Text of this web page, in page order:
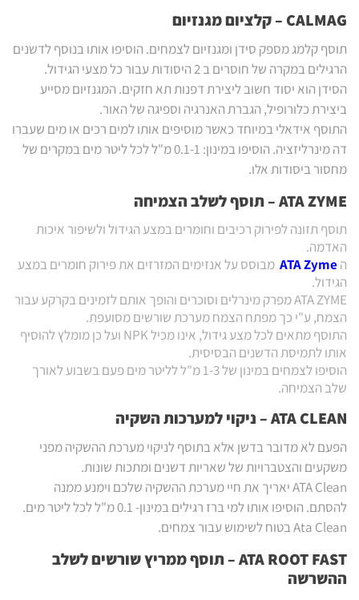
CALMAG – קלציום מגנזיום
תוסף קלמג מספק סידן ומגנזיום לצמחים. הוסיפו אותו בנוסף לדשנים
הרגילים במקרה של חוסרים ב 2 היסודות עבור כל מצעי הגידול.
הסידן הוא יסוד חשוב ליצירת דפנות תא חזקים. המגנזיום מסייע
ביצירת כלורופיל, הגברת האנרגיה וספיגה של האור.
התוסף אידאלי במיוחד כאשר מוסיפים אותו למים רכים או מים שעברו
דה מינרליזציה. הוסיפו במינון: 0.1-1 מ"ל לכל ליטר מים במקרים של
מחסור ביסודות אלו.
ATA ZYME – תוסף לשלב הצמיחה
תוסף תזונה לפירוק רכיבים וחומרים במצע הגידול ולשיפור איכות
האדמה.
הATA Zyme מבוסס על אנזימים המזרזים את פירוק חומרים במצע
הגידול.
ATA ZYME מפרק מינרלים וסוכרים והופך אותם לזמינים בקרקע עבור
הצמח, ע"י כך מפתח הצמח מערכת שורשים מסועפת.
התוסף מתאים לכל מצע גידול, אינו מכיל NPK ועל כן מומלץ להוסיף
אותו לתמיסת הדשנים הבסיסית.
הוסיפו לצמחים במינון של 1-3 מ"ל לליטר מים פעם בשבוע לאורך
שלב הצמיחה.
ATA CLEAN – ניקוי למערכות השקיה
הפעם לא מדובר בדשן אלא בתוסף לניקוי מערכת ההשקיה מפני
משקעים והצטברויות של שאריות דשנים ומתכות שונות.
ATA Clean יאריך את חיי מערכת ההשקיה שלכם וימנע ממנה
להסתם. הוסיפו אותו למי ברז רגילים במינון- 0.1 מ"ל לכל ליטר מים.
Ata Clean בטוח לשימוש עבור צמחים.
ATA ROOT FAST – תוסף ממריץ שורשים לשלב
ההשרשה